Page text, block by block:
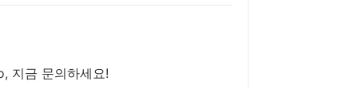
지금 문의하세요!